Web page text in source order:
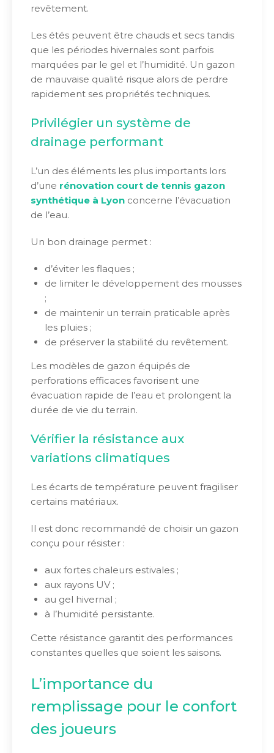
revêtement.
Les étés peuvent être chauds et secs tandis
que les périodes hivernales sont parfois
marquées par le gel et l’humidité. Un gazon
de mauvaise qualité risque alors de perdre
rapidement ses propriétés techniques.
Privilégier un système de
drainage performant
L’un des éléments les plus importants lors
d’une rénovation court de tennis gazon
synthétique à Lyon concerne l’évacuation
de l’eau.
Un bon drainage permet :
d’éviter les flaques ;
de limiter le développement des mousses
;
de maintenir un terrain praticable après
les pluies ;
de préserver la stabilité du revêtement.
Les modèles de gazon équipés de
perforations efficaces favorisent une
évacuation rapide de l’eau et prolongent la
durée de vie du terrain.
Vérifier la résistance aux
variations climatiques
Les écarts de température peuvent fragiliser
certains matériaux.
Il est donc recommandé de choisir un gazon
conçu pour résister :
aux fortes chaleurs estivales ;
aux rayons UV ;
au gel hivernal ;
à l’humidité persistante.
Cette résistance garantit des performances
constantes quelles que soient les saisons.
L’importance du
remplissage pour le confort
des joueurs